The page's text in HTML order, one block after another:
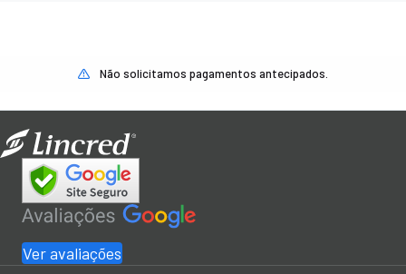
Não solicitamos pagamentos antecipados.
Ver avaliações